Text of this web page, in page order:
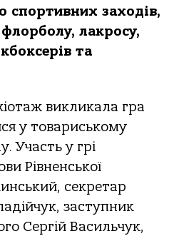
спортивних заходів,
лакросу,
та
викликала гра
у товариському
Участь у грі
Рівненської
секретар
заступник
Сергій Васильчук,